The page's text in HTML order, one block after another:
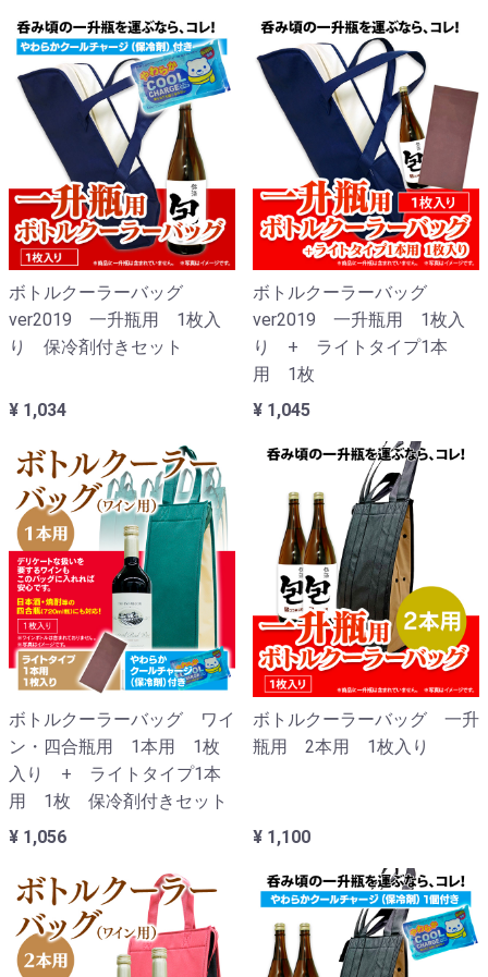
ボトルクーラーバッグ
ver2019 一升瓶用 1枚入
り 保冷剤付きセット
¥ 1,034
ボトルクーラーバッグ
ver2019 一升瓶用 1枚入
り + ライトタイプ1本
用 1枚
¥ 1,045
ボトルクーラーバッグ ワイ
ン・四合瓶用 1本用 1枚
入り + ライトタイプ1本
用 1枚 保冷剤付きセット
¥ 1,056
ボトルクーラーバッグ 一升
瓶用 2本用 1枚入り
¥ 1,100